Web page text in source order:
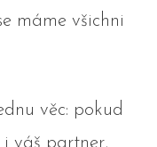
máme všichni
věc: pokud
váš partner,